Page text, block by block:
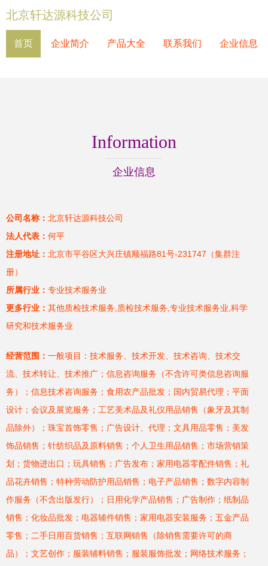
北京轩达源科技公司
首页 企业简介 产品大全 联系我们 企业信息
Information
企业信息
公司名称： 北京轩达源科技公司
法人代表： 何平
注册地址： 北京市平谷区大兴庄镇顺福路81号-231747（集群注
册）
所属行业： 专业技术服务业
更多行业： 其他质检技术服务,质检技术服务,专业技术服务业,科学
研究和技术服务业
经营范围： 一般项目：技术服务、技术开发、技术咨询、技术交
流、技术转让、技术推广；信息咨询服务（不含许可类信息咨询服
务）；信息技术咨询服务；食用农产品批发；国内贸易代理；平面
设计；会议及展览服务；工艺美术品及礼仪用品销售（象牙及其制
品除外）；珠宝首饰零售；广告设计、代理；文具用品零售；美发
饰品销售；针纺织品及原料销售；个人卫生用品销售；市场营销策
划；货物进出口；玩具销售；广告发布；家用电器零配件销售；礼
品花卉销售；特种劳动防护用品销售；电子产品销售；数字内容制
作服务（不含出版发行）；日用化学产品销售；广告制作；纸制品
销售；化妆品批发；电器辅件销售；家用电器安装服务；五金产品
零售；二手日用百货销售；互联网销售（除销售需要许可的商
品）；文艺创作；服装辅料销售；服装服饰批发；网络技术服务；